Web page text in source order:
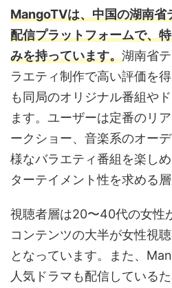
MangoTVは、中国の湖南省
配信プラットフォームで、
みを持っています。湖南省
ラエティ制作で高い評価を
も同局のオリジナル番組や
ます。ユーザーは定番のリ
ークショー、音楽系のオー
様なバラエティ番組を楽し
ターテイメント性を求める
視聴者層は20〜40代の女性
コンテンツの大半が女性視
となっています。また、
人気ドラマも配信している